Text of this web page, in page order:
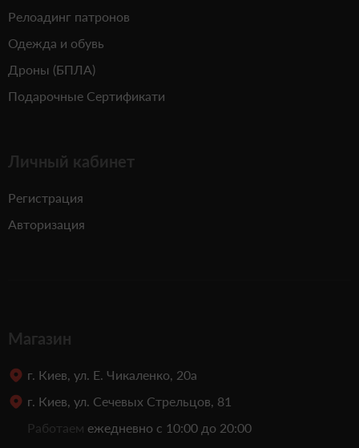
Релоадинг патронов
Одежда и обувь
Дроны (БПЛА)
Подарочные Сертификати
Личный кабинет
Регистрация
Авторизация
Магазин
г. Киев, ул. Е. Чикаленко, 20а
г. Киев, ул. Сечевых Стрельцов, 81
Работаем ежедневно с 10:00 до 20:00